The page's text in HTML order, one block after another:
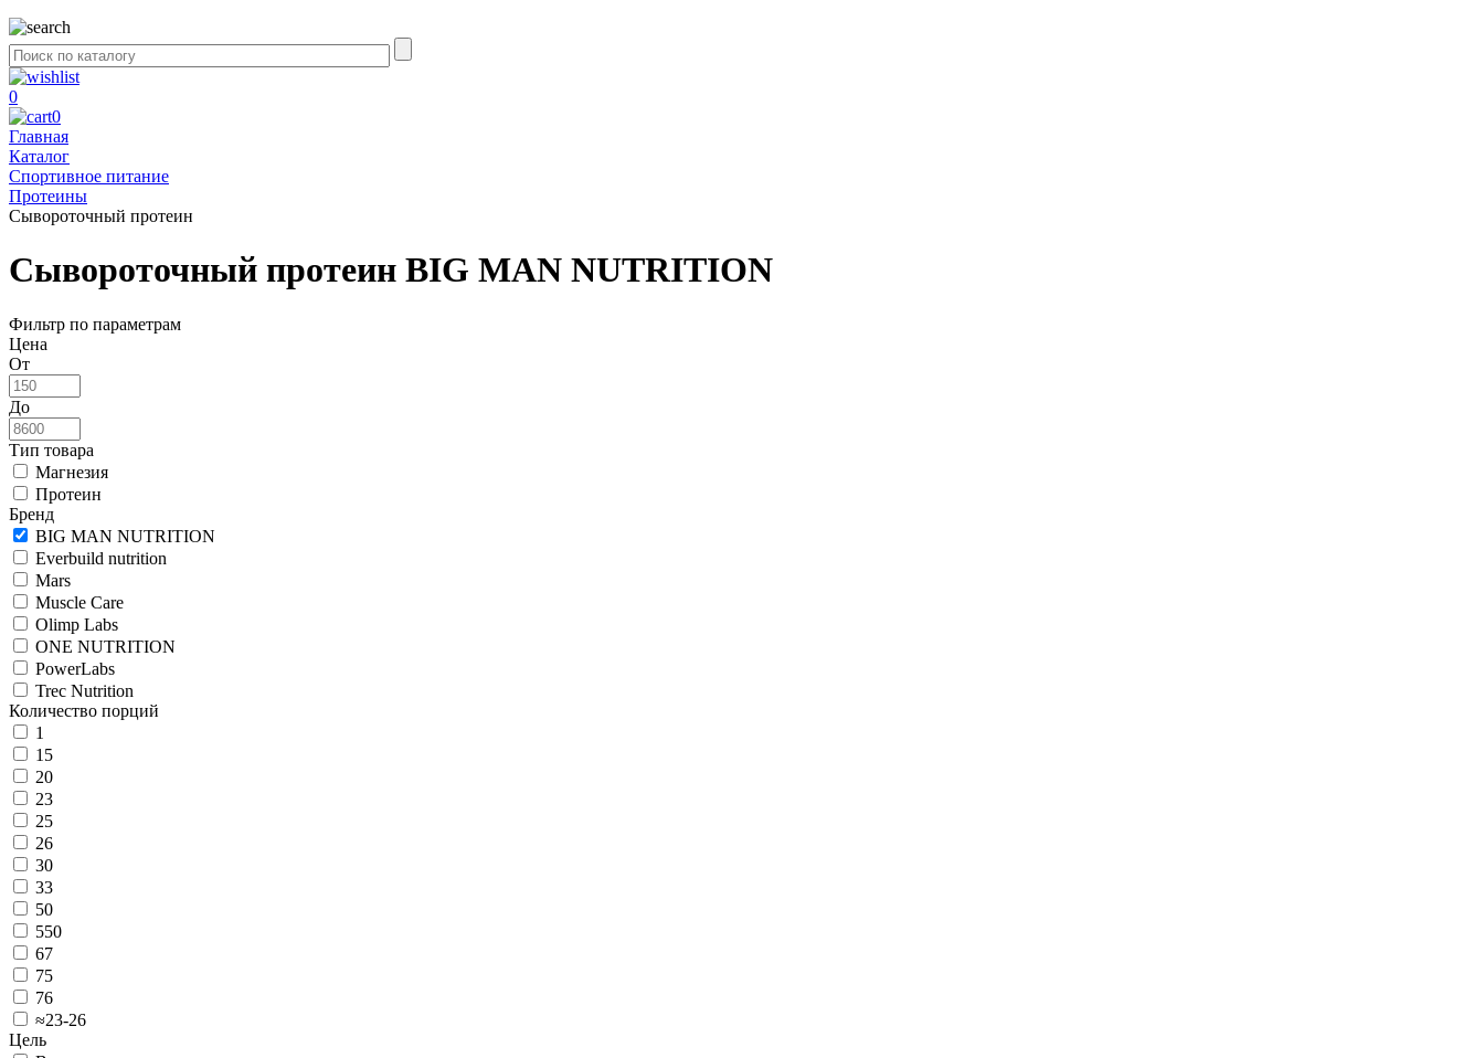
0
0
Главная
Каталог
Спортивное питание
Протеины
Сывороточный протеин
Сывороточный протеин BIG MAN NUTRITION
Фильтр по параметрам
Цена
От
До
Тип товара
Магнезия
Протеин
Бренд
BIG MAN NUTRITION
Everbuild nutrition
Mars
Muscle Care
Olimp Labs
ONE NUTRITION
PowerLabs
Trec Nutrition
Количество порций
1
15
20
23
25
26
30
33
50
550
67
75
76
≈23-26
Цель